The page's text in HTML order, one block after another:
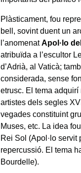
Plàsticament, fou
bell, sovint duent un
l’anomenatApol·lo
atribuïda a l’escultor
d’Adrià, al Vaticà;
considerada, sense
etrusc. El tema
artistes dels segles
vegades constituint
Muses, etc. La idea
Rei Sol (Apol·lo
repercussió. El tema
Bourdelle).